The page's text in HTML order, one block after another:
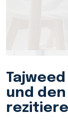
und